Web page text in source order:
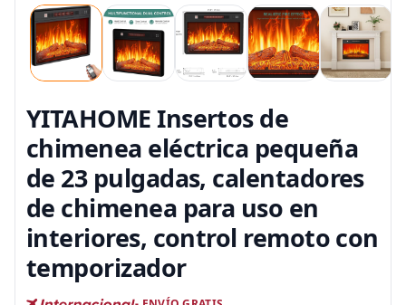
YITAHOME Insertos de
chimenea eléctrica pequeña
de 23 pulgadas, calentadores
de chimenea para uso en
interiores, control remoto con
temporizador